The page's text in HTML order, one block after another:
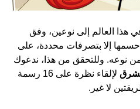
العالم إلى نوعين، وفق
حسمها إلا بتصرفات محددة، على
نوعه. وللتحقق من هذا، ندعوك
لإلقاء نظرة على 16 رسمة
لا غير.